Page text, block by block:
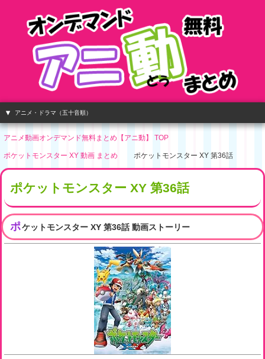
アニメ・ドラマ（五十音順）
アニメ動画オンデマンド無料まとめ【アニ動】 TOP
ポケットモンスター XY 動画 まとめ ポケットモンスター XY 第36話
ポケットモンスター XY 第36話
ポケットモンスター XY 第36話 動画ストーリー